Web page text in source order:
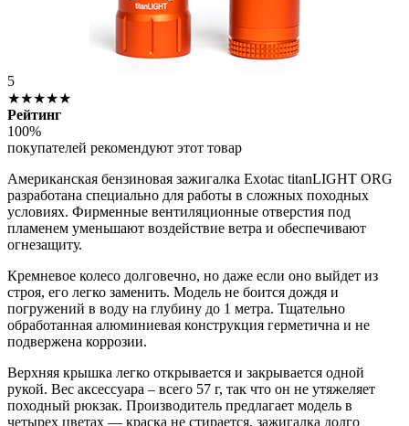
5
★★★★★
Рейтинг
100%
покупателей рекомендуют этот товар
Американская бензиновая зажигалка Exotac titanLIGHT ORG
разработана специально для работы в сложных походных
условиях. Фирменные вентиляционные отверстия под
пламенем уменьшают воздействие ветра и обеспечивают
огнезащиту.
Кремневое колесо долговечно, но даже если оно выйдет из
строя, его легко заменить. Модель не боится дождя и
погружений в воду на глубину до 1 метра. Тщательно
обработанная алюминиевая конструкция герметична и не
подвержена коррозии.
Верхняя крышка легко открывается и закрывается одной
рукой. Вес аксессуара – всего 57 г, так что он не утяжеляет
походный рюкзак. Производитель предлагает модель в
четырех цветах — краска не стирается, зажигалка долго